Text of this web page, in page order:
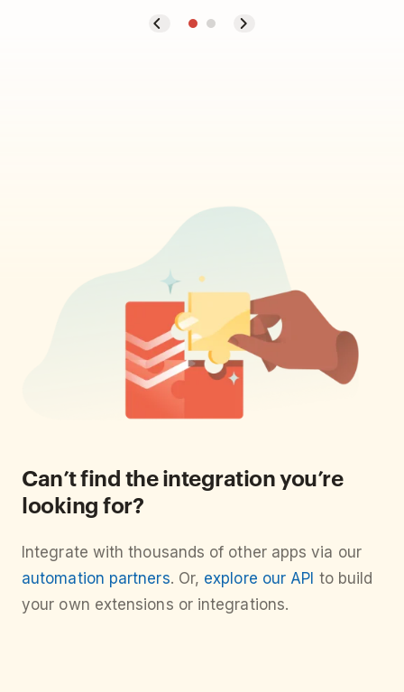
Can’t find the integration you’re
looking for?
Integrate with thousands of other apps via our
automation partners. Or, explore our API to build
your own extensions or integrations.